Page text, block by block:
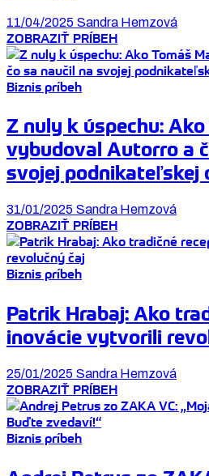
11/04/2025 Sandra Hemzová
ZOBRAZIŤ PRÍBEH
Biznis príbeh
Z nuly k úspechu:
vybudoval Autorro a
svojej podnikateľskej
31/01/2025 Sandra Hemzová
ZOBRAZIŤ PRÍBEH
Biznis príbeh
Patrik Hrabaj: Ako
inovácie vytvorili
25/01/2025 Sandra Hemzová
ZOBRAZIŤ PRÍBEH
Biznis príbeh